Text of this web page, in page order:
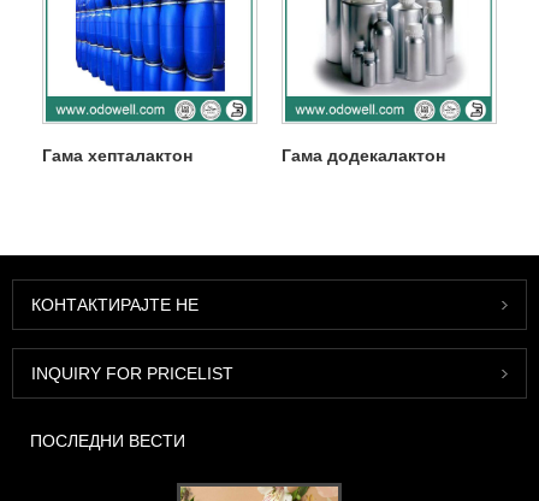
Гама хепталактон Гама додекалактон
КОНТАКТИРАЈТЕ НЕ
INQUIRY FOR PRICELIST
ПОСЛЕДНИ ВЕСТИ